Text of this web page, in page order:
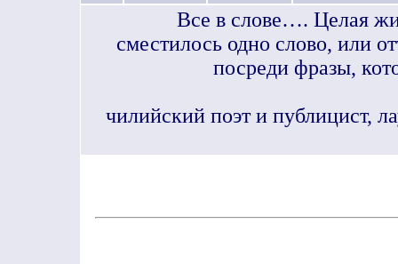
Все в слове…. Целая
сместилось одно слово, или
посреди фразы,
чилийский поэт и публицист,